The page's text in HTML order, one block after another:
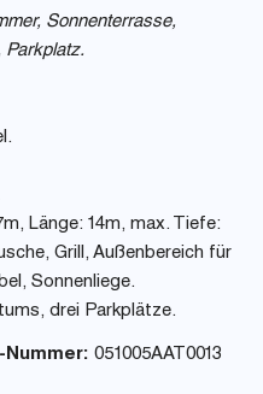
Sonnenterrasse,
Parkplatz.
Länge: 14m, max. Tiefe:
Grill, Außenbereich für
Sonnenliege.
drei Parkplätze.
051005AAT0013